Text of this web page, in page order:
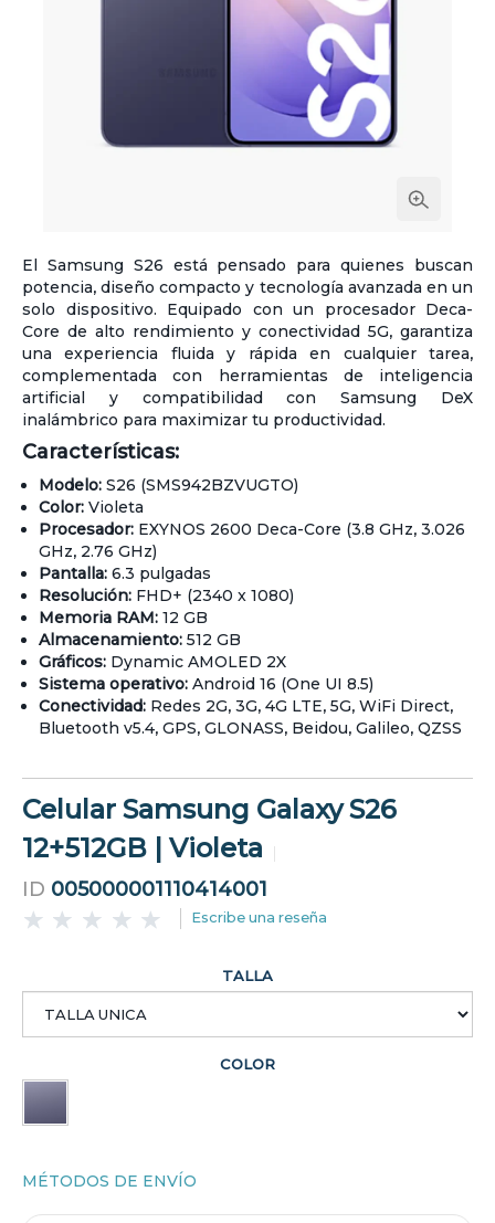
El Samsung S26 está pensado para quienes buscan
potencia, diseño compacto y tecnología avanzada en un
solo dispositivo. Equipado con un procesador Deca-
Core de alto rendimiento y conectividad 5G, garantiza
una experiencia fluida y rápida en cualquier tarea,
complementada con herramientas de inteligencia
artificial y compatibilidad con Samsung DeX
inalámbrico para maximizar tu productividad.
Características:
Modelo: S26 (SMS942BZVUGTO)
Color: Violeta
Procesador: EXYNOS 2600 Deca-Core (3.8 GHz, 3.026
GHz, 2.76 GHz)
Pantalla: 6.3 pulgadas
Resolución: FHD+ (2340 x 1080)
Memoria RAM: 12 GB
Almacenamiento: 512 GB
Gráficos: Dynamic AMOLED 2X
Sistema operativo: Android 16 (One UI 8.5)
Conectividad: Redes 2G, 3G, 4G LTE, 5G, WiFi Direct,
Bluetooth v5.4, GPS, GLONASS, Beidou, Galileo, QZSS
Celular Samsung Galaxy S26
12+512GB | Violeta
ID 005000001110414001
Escribe una reseña
TALLA
COLOR
MÉTODOS DE ENVÍO